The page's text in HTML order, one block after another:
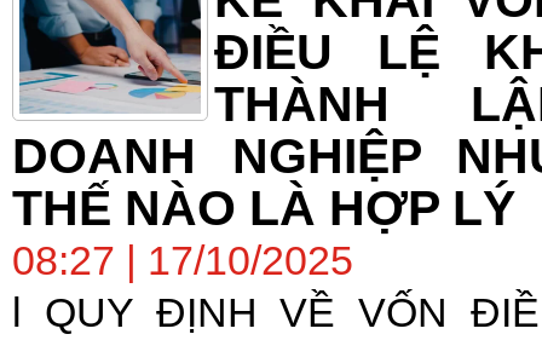
ĐIỀU LỆ
THÀNH
DOANH NGHIỆP
THẾ NÀO LÀ HỢP LÝ
08:27 | 17/10/2025
l QUY ĐỊNH VỀ VỐN